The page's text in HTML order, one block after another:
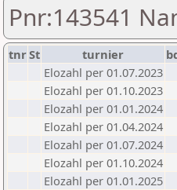
Pnr:143541
tnrSt turnier
Elozahl per 01.07.2023
Elozahl per 01.10.2023
Elozahl per 01.01.2024
Elozahl per 01.04.2024
Elozahl per 01.07.2024
Elozahl per 01.10.2024
Elozahl per 01.01.2025